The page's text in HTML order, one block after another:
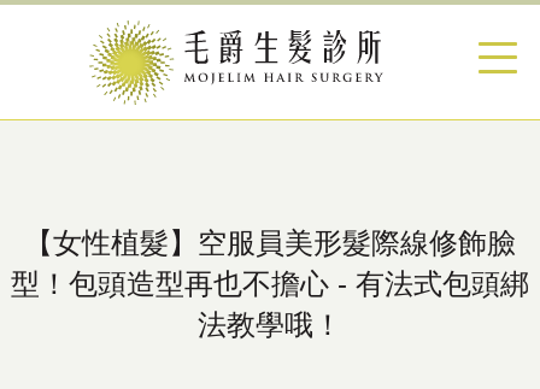
【女性植髮​】空服員美形髮際線修飾臉
型！包頭造型再也不擔心 - 有法式包頭綁
法教學哦！